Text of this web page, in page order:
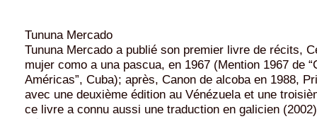
Tununa Mercado
Tununa Mercado a publié son premier livre de récits,
mujer como a una pascua, en 1967 (Mention 1967 de
Américas”, Cuba); après, Canon de alcoba en 1988,
avec une deuxième édition au Vénézuela et une
ce livre a connu aussi une traduction en galicien